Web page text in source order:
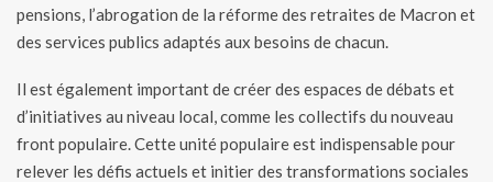
pensions, l’abrogation de la réforme des retraites de Macron et
des services publics adaptés aux besoins de chacun.
Il est également important de créer des espaces de débats et
d’initiatives au niveau local, comme les collectifs du nouveau
front populaire. Cette unité populaire est indispensable pour
relever les défis actuels et initier des transformations sociales